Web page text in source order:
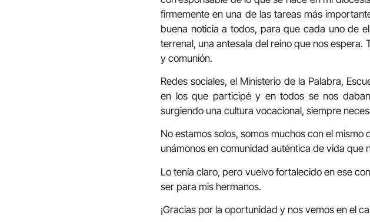
firmemente en una de las tareas más
buena noticia a todos, para que cada uno de
terrenal, una antesala del reino que nos
y comunión.
Redes sociales, el Ministerio de la Palabra,
en los que participé y en todos se nos
surgiendo una cultura vocacional, siempre
No estamos solos, somos muchos con el
unámonos en comunidad auténtica de vida que
Lo tenía claro, pero vuelvo fortalecido en ese
ser para mis hermanos.
¡Gracias por la oportunidad y nos vemos en el